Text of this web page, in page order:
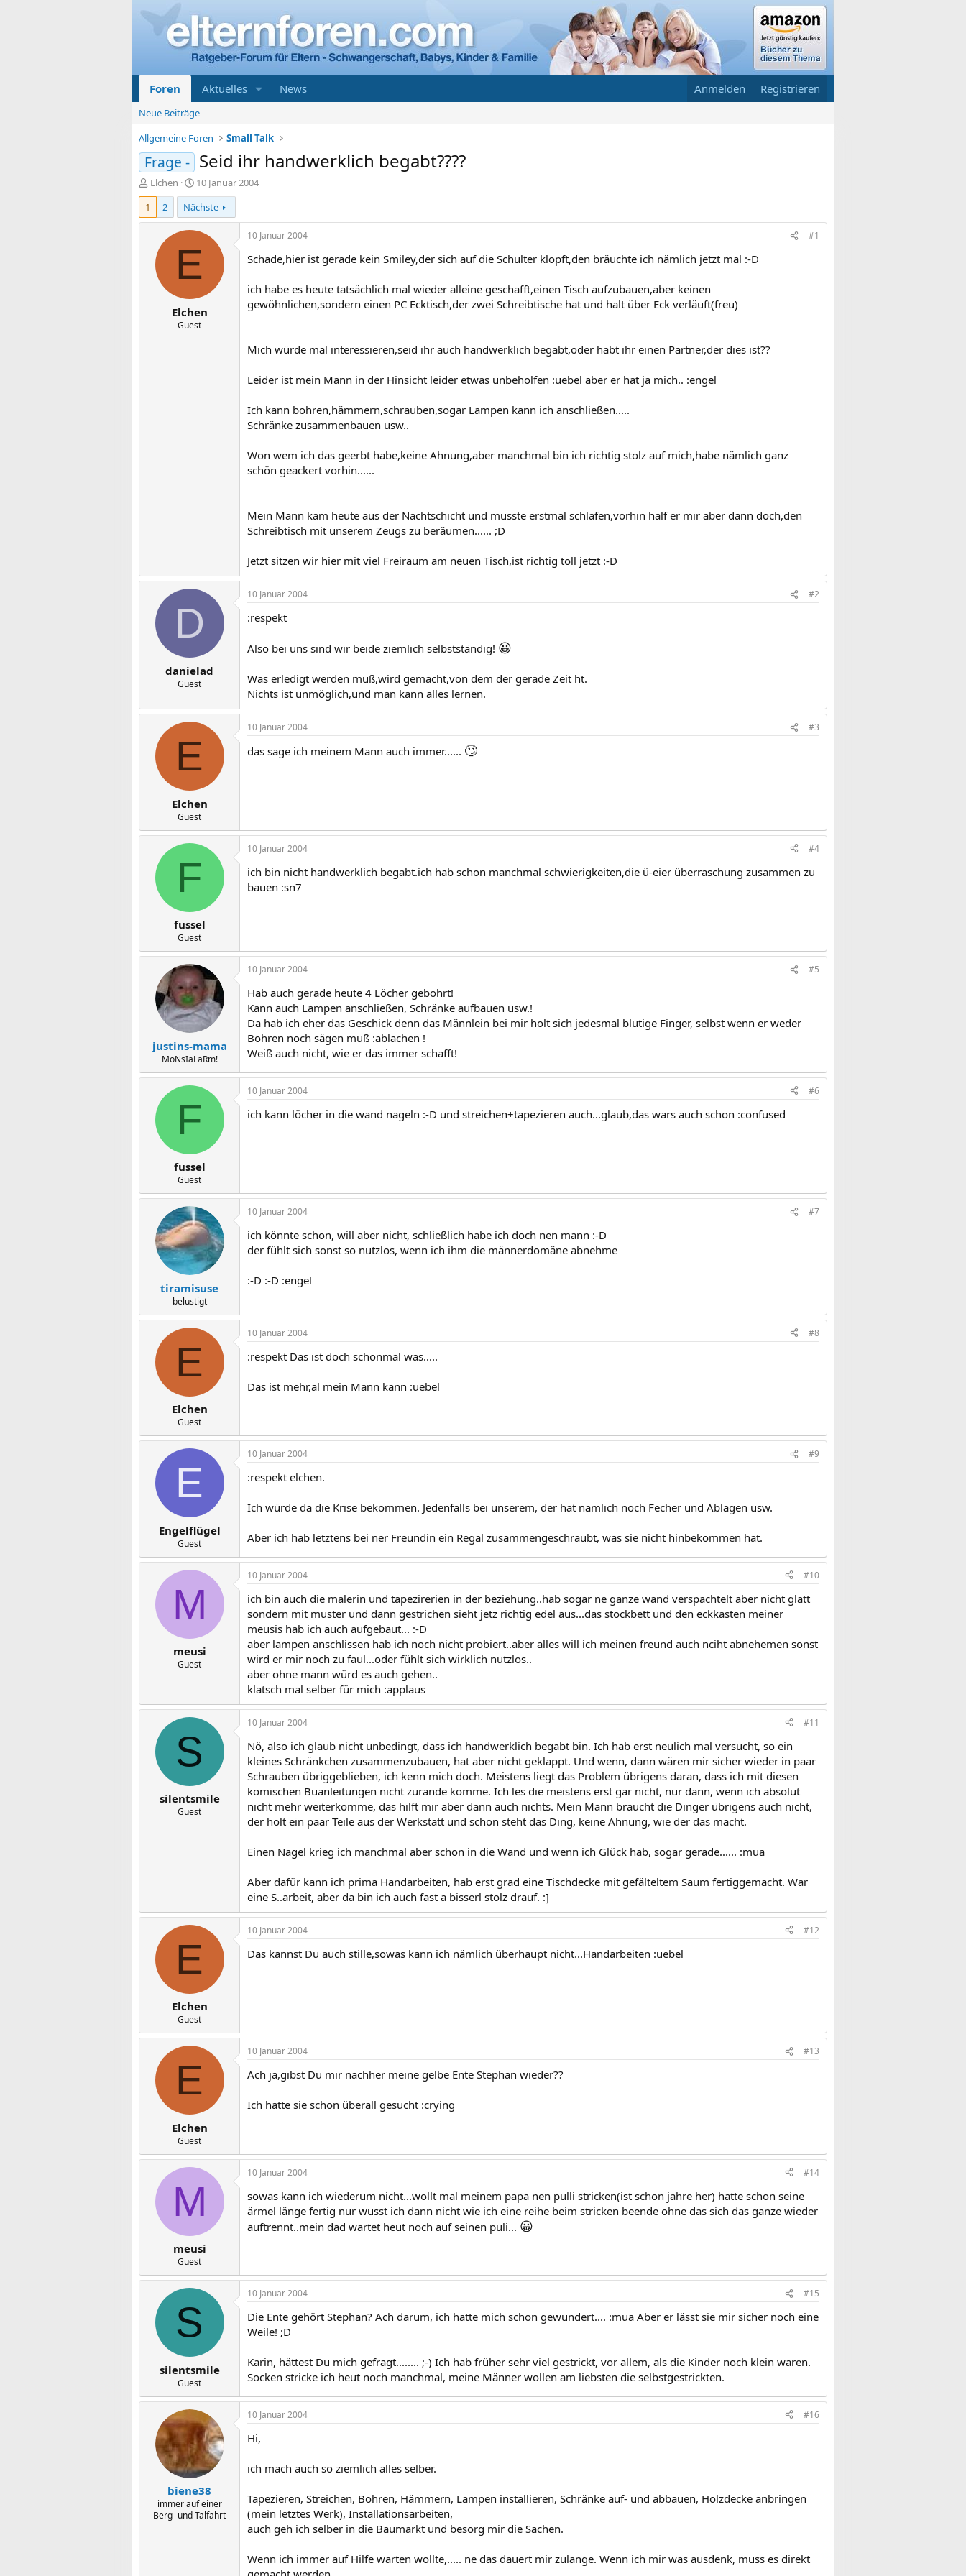
Foren Aktuelles News Anmelden Registrieren
Neue Beiträge
Allgemeine Foren
Small Talk
Frage - Seid ihr handwerklich begabt????
E
r
t
Elchen
E
r
s
t
e
l
t
m
10 Januar 2004
1
2 Nächste
E
Elchen
Guest
10 Januar 2004 #1
Schade,hier ist gerade kein Smiley,der sich auf die Schulter klopft,den bräuchte ich nämlich jetzt mal :-D
ich habe es heute tatsächlich mal wieder alleine geschafft,einen Tisch aufzubauen,aber keinen
gewöhnlichen,sondern einen PC Ecktisch,der zwei Schreibtische hat und halt über Eck verläuft(freu)
Mich würde mal interessieren,seid ihr auch handwerklich begabt,oder habt ihr einen Partner,der dies ist??
Leider ist mein Mann in der Hinsicht leider etwas unbeholfen :uebel aber er hat ja mich.. :engel
Ich kann bohren,hämmern,schrauben,sogar Lampen kann ich anschließen.....
Schränke zusammenbauen usw..
Won wem ich das geerbt habe,keine Ahnung,aber manchmal bin ich richtig stolz auf mich,habe nämlich ganz
schön geackert vorhin......
Mein Mann kam heute aus der Nachtschicht und musste erstmal schlafen,vorhin half er mir aber dann doch,den
Schreibtisch mit unserem Zeugs zu beräumen...... ;D
Jetzt sitzen wir hier mit viel Freiraum am neuen Tisch,ist richtig toll jetzt :-D
D
danielad
Guest
10 Januar 2004 #2
:respekt
Also bei uns sind wir beide ziemlich selbstständig! 😀
Was erledigt werden muß,wird gemacht,von dem der gerade Zeit ht.
Nichts ist unmöglich,und man kann alles lernen.
E
Elchen
Guest
10 Januar 2004 #3
das sage ich meinem Mann auch immer...... 🙄
F
fussel
Guest
10 Januar 2004 #4
ich bin nicht handwerklich begabt.ich hab schon manchmal schwierigkeiten,die ü-eier überraschung zusammen zu
bauen :sn7
justins-mama
MoNsIaLaRm!
10 Januar 2004 #5
Hab auch gerade heute 4 Löcher gebohrt!
Kann auch Lampen anschließen, Schränke aufbauen usw.!
Da hab ich eher das Geschick denn das Männlein bei mir holt sich jedesmal blutige Finger, selbst wenn er weder
Bohren noch sägen muß :ablachen !
Weiß auch nicht, wie er das immer schafft!
F
fussel
Guest
10 Januar 2004 #6
ich kann löcher in die wand nageln :-D und streichen+tapezieren auch...glaub,das wars auch schon :confused
tiramisuse
belustigt
10 Januar 2004 #7
ich könnte schon, will aber nicht, schließlich habe ich doch nen mann :-D
der fühlt sich sonst so nutzlos, wenn ich ihm die männerdomäne abnehme
:-D :-D :engel
E
Elchen
Guest
10 Januar 2004 #8
:respekt Das ist doch schonmal was.....
Das ist mehr,al mein Mann kann :uebel
E
Engelflügel
Guest
10 Januar 2004 #9
:respekt elchen.
Ich würde da die Krise bekommen. Jedenfalls bei unserem, der hat nämlich noch Fecher und Ablagen usw.
Aber ich hab letztens bei ner Freundin ein Regal zusammengeschraubt, was sie nicht hinbekommen hat.
M
meusi
Guest
10 Januar 2004 #10
ich bin auch die malerin und tapezirerien in der beziehung..hab sogar ne ganze wand verspachtelt aber nicht glatt
sondern mit muster und dann gestrichen sieht jetz richtig edel aus...das stockbett und den eckkasten meiner
meusis hab ich auch aufgebaut... :-D
aber lampen anschlissen hab ich noch nicht probiert..aber alles will ich meinen freund auch nciht abnehemen sonst
wird er mir noch zu faul...oder fühlt sich wirklich nutzlos..
aber ohne mann würd es auch gehen..
klatsch mal selber für mich :applaus
S
silentsmile
Guest
10 Januar 2004 #11
Nö, also ich glaub nicht unbedingt, dass ich handwerklich begabt bin. Ich hab erst neulich mal versucht, so ein
kleines Schränkchen zusammenzubauen, hat aber nicht geklappt. Und wenn, dann wären mir sicher wieder in paar
Schrauben übriggeblieben, ich kenn mich doch. Meistens liegt das Problem übrigens daran, dass ich mit diesen
komischen Buanleitungen nicht zurande komme. Ich les die meistens erst gar nicht, nur dann, wenn ich absolut
nicht mehr weiterkomme, das hilft mir aber dann auch nichts. Mein Mann braucht die Dinger übrigens auch nicht,
der holt ein paar Teile aus der Werkstatt und schon steht das Ding, keine Ahnung, wie der das macht.
Einen Nagel krieg ich manchmal aber schon in die Wand und wenn ich Glück hab, sogar gerade...... :mua
Aber dafür kann ich prima Handarbeiten, hab erst grad eine Tischdecke mit gefälteltem Saum fertiggemacht. War
eine S..arbeit, aber da bin ich auch fast a bisserl stolz drauf. :]
E
Elchen
Guest
10 Januar 2004 #12
Das kannst Du auch stille,sowas kann ich nämlich überhaupt nicht...Handarbeiten :uebel
E
Elchen
Guest
10 Januar 2004 #13
Ach ja,gibst Du mir nachher meine gelbe Ente Stephan wieder??
Ich hatte sie schon überall gesucht :crying
M
meusi
Guest
10 Januar 2004 #14
sowas kann ich wiederum nicht...wollt mal meinem papa nen pulli stricken(ist schon jahre her) hatte schon seine
ärmel länge fertig nur wusst ich dann nicht wie ich eine reihe beim stricken beende ohne das sich das ganze wieder
auftrennt..mein dad wartet heut noch auf seinen puli... 😀
S
silentsmile
Guest
10 Januar 2004 #15
Die Ente gehört Stephan? Ach darum, ich hatte mich schon gewundert.... :mua Aber er lässt sie mir sicher noch eine
Weile! ;D
Karin, hättest Du mich gefragt........ ;-) Ich hab früher sehr viel gestrickt, vor allem, als die Kinder noch klein waren.
Socken stricke ich heut noch manchmal, meine Männer wollen am liebsten die selbstgestrickten.
biene38
immer auf einer
Berg- und Talfahrt
10 Januar 2004 #16
Hi,
ich mach auch so ziemlich alles selber.
Tapezieren, Streichen, Bohren, Hämmern, Lampen installieren, Schränke auf- und abbauen, Holzdecke anbringen
(mein letztes Werk), Installationsarbeiten,
auch geh ich selber in die Baumarkt und besorg mir die Sachen.
Wenn ich immer auf Hilfe warten wollte,..... ne das dauert mir zulange. Wenn ich mir was ausdenk, muss es direkt